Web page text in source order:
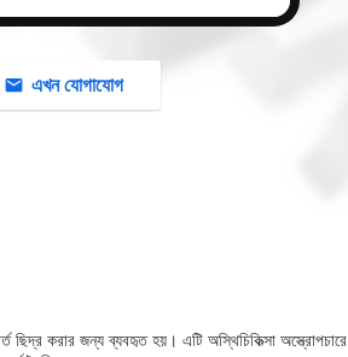
এখন যোগাযোগ
ছিদ্র করার জন্য ব্যবহৃত হয়। এটি অস্থিচিকিত্সা অস্ত্রোপচারে